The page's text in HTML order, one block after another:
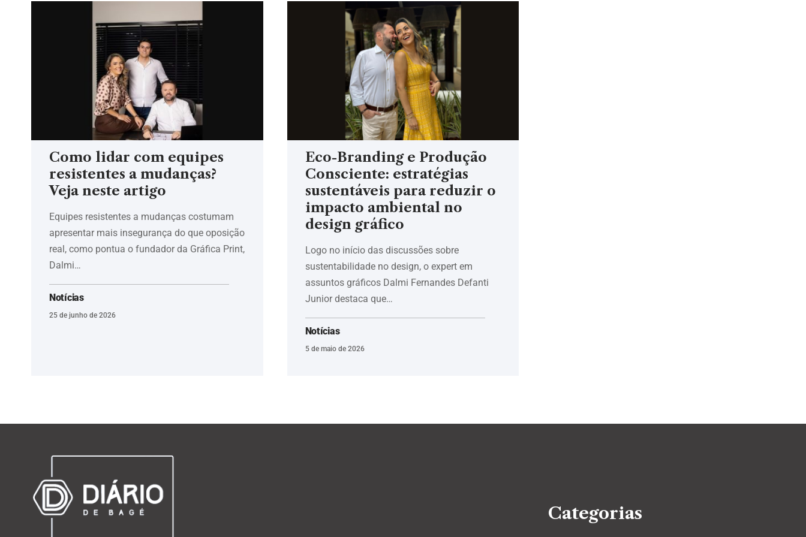
Como lidar com equipes
resistentes a mudanças?
Veja neste artigo
Equipes resistentes a mudanças costumam
apresentar mais insegurança do que oposição
real, como pontua o fundador da Gráfica Print,
Dalmi…
Notícias
25 de junho de 2026
Eco-Branding e Produção
Consciente: estratégias
sustentáveis para reduzir o
impacto ambiental no
design gráfico
Logo no início das discussões sobre
sustentabilidade no design, o expert em
assuntos gráficos Dalmi Fernandes Defanti
Junior destaca que…
Notícias
5 de maio de 2026
Categorias